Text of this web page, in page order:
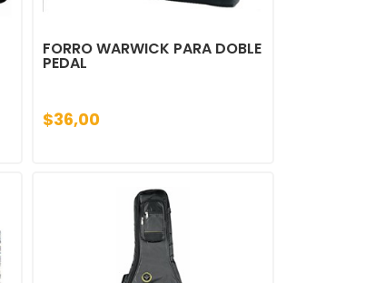
FORRO WARWICK PARA DOBLE
PEDAL
$36,00